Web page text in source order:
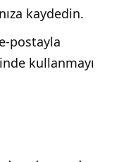
kaydedin.
postayla
kullanmayı